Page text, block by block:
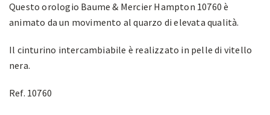
Questo orologio Baume & Mercier Hampton 10760 è
animato da un movimento al quarzo di elevata qualità.
Il cinturino intercambiabile è realizzato in pelle di vitello
nera.
Ref. 10760